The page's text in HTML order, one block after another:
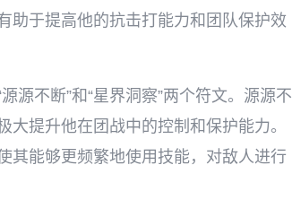
助于提高他的抗击打能力和团队保护效
源不断”和“星界洞察”两个符文。源源不
提升他在团战中的控制和保护能力。
其能够更频繁地使用技能，对敌人进行